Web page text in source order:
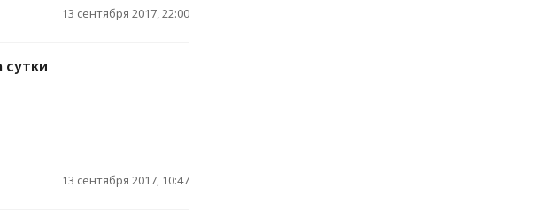
13 сентября 2017, 22:00
13 сентября 2017, 10:47